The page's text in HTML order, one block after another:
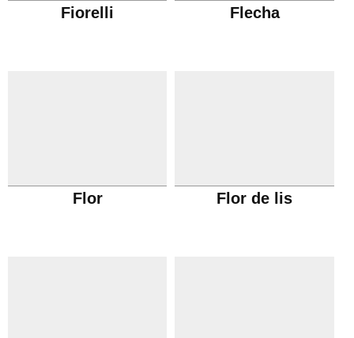
Fiorelli Flecha
Flor Flor de lis